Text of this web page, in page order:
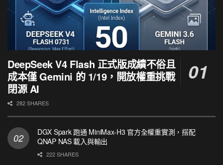
DeepSeek V4 Flash 正式版成績不俗且
成本僅 Gemini 的 1/19，開放權重挑戰
閉源 AI
282 SHARES
DGX Spark 跑通 MiniMax-H3 官方全權重實測，搭配
QNAP NAS 載入與輸出
222 SHARES